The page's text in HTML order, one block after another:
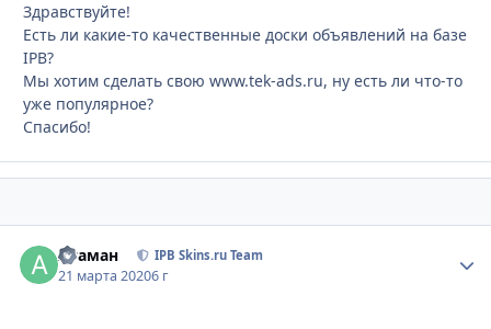
Здравствуйте!
Есть ли какие-то качественные доски объявлений на базе
IPB?
Мы хотим сделать свою www.tek-ads.ru, ну есть ли что-то
уже популярное?
Спасибо!
Атаман IPB Skins.ru Team
21 марта 20206 г